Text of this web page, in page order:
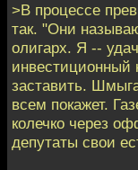
>В процессе
так. "Они
олигарх. Я --
инвестиционный
заставить.
всем покажет.
колечко через
депутаты свои